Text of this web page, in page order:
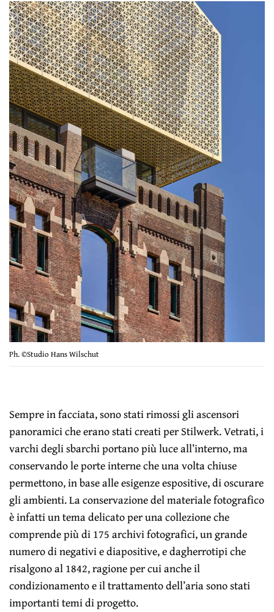
Ph. ©Studio Hans Wilschut
Sempre in facciata, sono stati rimossi gli ascensori
panoramici che erano stati creati per Stilwerk. Vetrati, i
varchi degli sbarchi portano più luce all’interno, ma
conservando le porte interne che una volta chiuse
permettono, in base alle esigenze espositive, di oscurare
gli ambienti. La conservazione del materiale fotografico
è infatti un tema delicato per una collezione che
comprende più di 175 archivi fotografici, un grande
numero di negativi e diapositive, e dagherrotipi che
risalgono al 1842, ragione per cui anche il
condizionamento e il trattamento dell’aria sono stati
importanti temi di progetto.